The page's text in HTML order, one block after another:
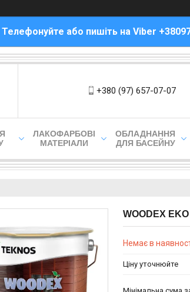
Телефонуйте або пишіть на Viber
+380 (97) 657-07-07
ЛАКОФАРБОВІ
МАТЕРІАЛИ
ОБЛАДНАННЯ
ДЛЯ БАСЕЙНУ
WOODEX
Немає в
Ціну уточнюйте